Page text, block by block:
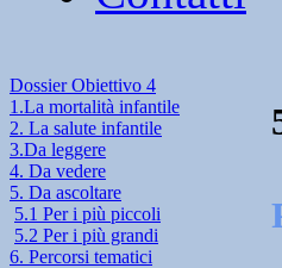
Dossier Obiettivo 4
1.La mortalità infantile
2. La salute infantile
3.Da leggere
4. Da vedere
5. Da ascoltare
5.1 Per i più piccoli
5.2 Per i più grandi
6. Percorsi tematici